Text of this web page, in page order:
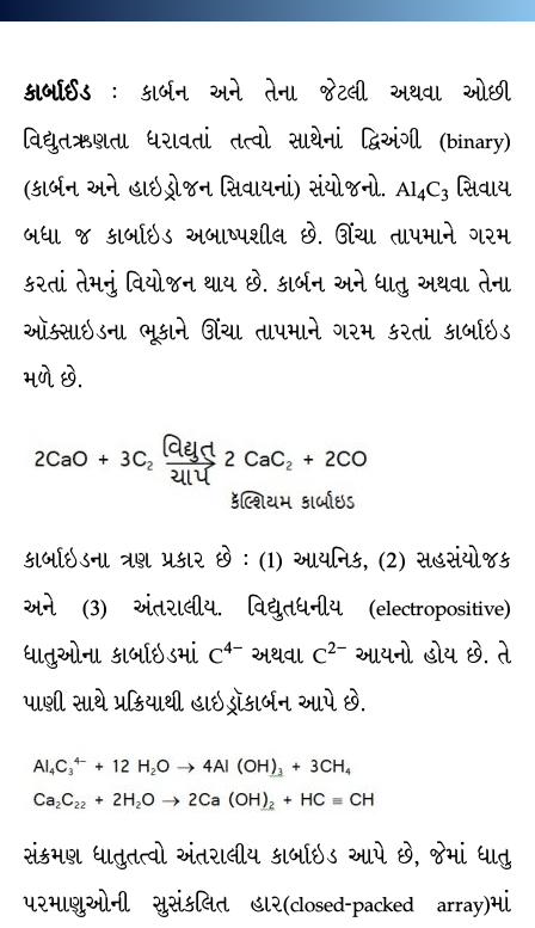
કાર્બાઈડ : કાર્બન અને તેના જેટલી અથવા ઓછી
વિદ્યુતઋણતા ધરાવતાં તત્વો સાથેનાં દ્વિઅંગી (binary)
(કાર્બન અને હાઇડ્રોજન સિવાયનાં) સંયોજનો. Al4C3સિવાય
બધા જ કાર્બાઇડ અબાષ્પશીલ છે. ઊંચા તાપમાને ગરમ
કરતાં તેમનું વિયોજન થાય છે. કાર્બન અને ધાતુ અથવા તેના
ઑક્સાઇડના ભૂકાને ઊંચા તાપમાને ગરમ કરતાં કાર્બાઇડ
મળે છે.
કાર્બાઇડના ત્રણ પ્રકાર છે : (1) આયનિક, (2) સહસંયોજક
અને (3) અંતરાલીય. વિદ્યુતધનીય (electropositive)
ધાતુઓના કાર્બાઇડમાં C4–અથવા C2– આયનો હોય છે. તે
પાણી સાથે પ્રક્રિયાથી હાઇડ્રૉકાર્બન આપે છે.
સંક્રમણ ધાતુતત્વો અંતરાલીય કાર્બાઇડ આપે છે, જેમાં ધાતુ
પરમાણુઓની સુસંકલિત હાર(closed-packed array)માં